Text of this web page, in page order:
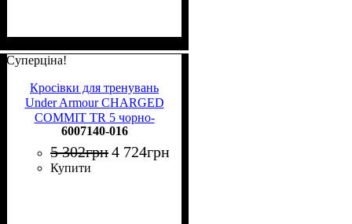
Суперціна!
Кросівки для тренувань
Under Armour CHARGED
COMMIT TR 5 чорно-
коричневі 6007140-016
6007140-016
5 302грн4 724грн
Купити